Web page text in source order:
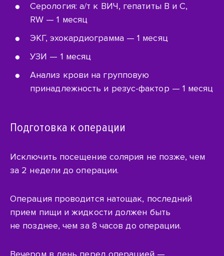
Серология: а/т к ВИЧ, гепатиты В и С,
RW — 1 месяц
ЭКГ, эхокардиограмма — 1 месяц
УЗИ — 1 месяц
Анализ крови на групповую
принадлежность и резус-фактор — 1 месяц
Подготовка к операции
Исключить посещение солярия не позже, чем
за 2 недели до операции.
Операция проводится натощак, последний
прием пищи и жидкости должен быть
не позднее, чем за 8 часов до операции.